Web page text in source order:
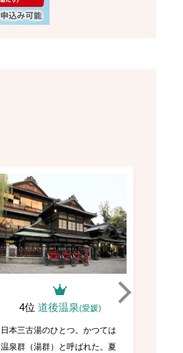
4位 道後温泉(愛媛)
日本三古湯のひとつ。かつては
温泉群（湯群）と呼ばれた。夏